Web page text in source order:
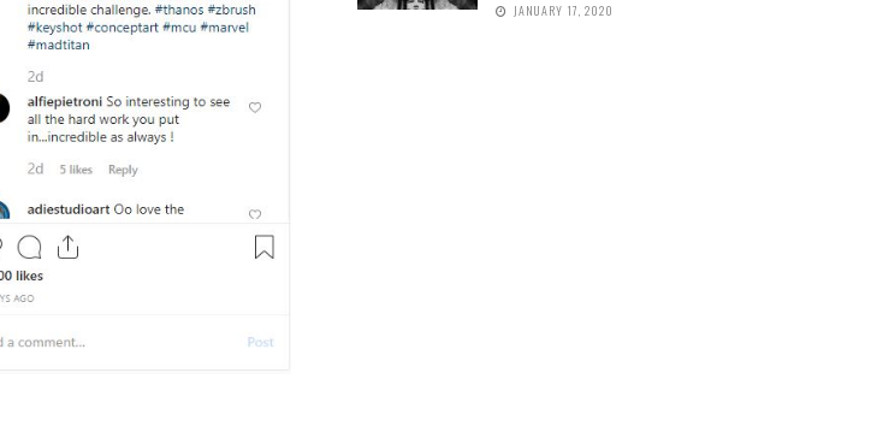
JANUARY 17, 2020